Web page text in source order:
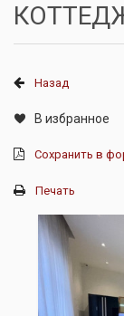
Назад
В избранное
Сохранить в
Печать